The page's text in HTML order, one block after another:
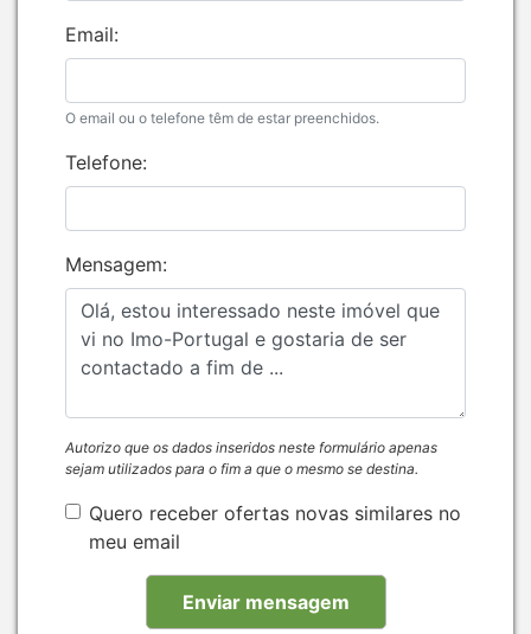
Email:
O email ou o telefone têm de estar preenchidos.
Telefone:
Mensagem:
Autorizo que os dados inseridos neste formulário apenas
sejam utilizados para o fim a que o mesmo se destina.
Quero receber ofertas novas similares no
meu email